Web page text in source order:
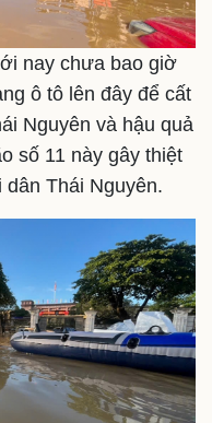
sự - Quốc phòng
khí
Nam
tích
nay chưa bao giờ
ô tô lên đây để cất
Nguyên và hậu quả
số 11 này gây thiệt
Thái Nguyên.